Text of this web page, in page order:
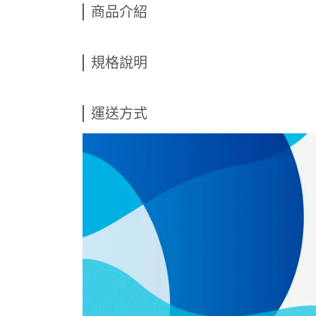
商品介紹
規格說明
運送方式